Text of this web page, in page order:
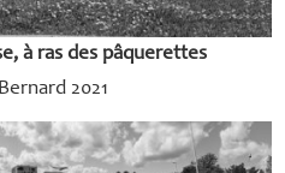
à ras des pâquerettes
2021